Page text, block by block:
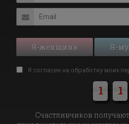
Я-женщина Я-
Я согласен на обработку моих
1 1
Cчастливчиков